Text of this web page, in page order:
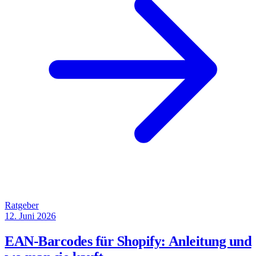
Ratgeber
12. Juni 2026
EAN-Barcodes für Shopify: Anleitung und